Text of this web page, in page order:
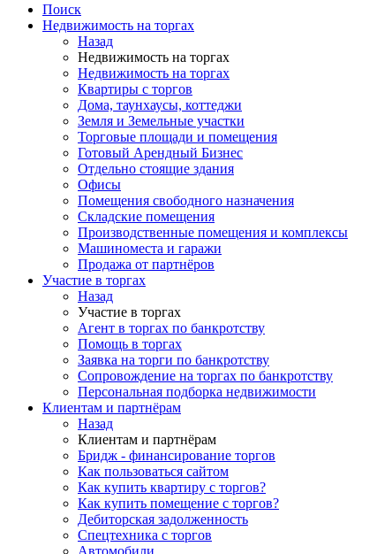
Поиск
Недвижимость на торгах
Назад
Недвижимость на торгах
Недвижимость на торгах
Квартиры с торгов
Дома, таунхаусы, коттеджи
Земля и Земельные участки
Торговые площади и помещения
Готовый Арендный Бизнес
Отдельно стоящие здания
Офисы
Помещения свободного назначения
Складские помещения
Производственные помещения и комплексы
Машиноместа и гаражи
Продажа от партнёров
Участие в торгах
Назад
Участие в торгах
Агент в торгах по банкротству
Помощь в торгах
Заявка на торги по банкротству
Сопровождение на торгах по банкротству
Персональная подборка недвижимости
Клиентам и партнёрам
Назад
Клиентам и партнёрам
Бридж - финансирование торгов
Как пользоваться сайтом
Как купить квартиру с торгов?
Как купить помещение с торгов?
Дебиторская задолженность
Спецтехника с торгов
Автомобили